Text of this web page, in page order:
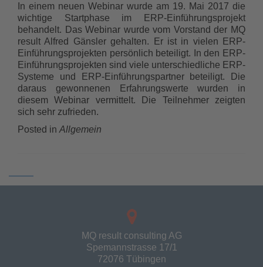
In einem neuen Webinar wurde am 19. Mai 2017 die
wichtige Startphase im ERP-Einführungsprojekt
behandelt. Das Webinar wurde vom Vorstand der MQ
result Alfred Gänsler gehalten. Er ist in vielen ERP-
Einführungsprojekten persönlich beteiligt. In den ERP-
Einführungsprojekten sind viele unterschiedliche ERP-
Systeme und ERP-Einführungspartner beteiligt. Die
daraus gewonnenen Erfahrungswerte wurden in
diesem Webinar vermittelt. Die Teilnehmer zeigten
sich sehr zufrieden.
Posted in Allgemein
Posts
MQ result consulting AG
Spemannstrasse 17/1
72076 Tübingen